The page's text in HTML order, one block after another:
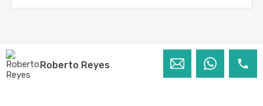
Roberto Reyes